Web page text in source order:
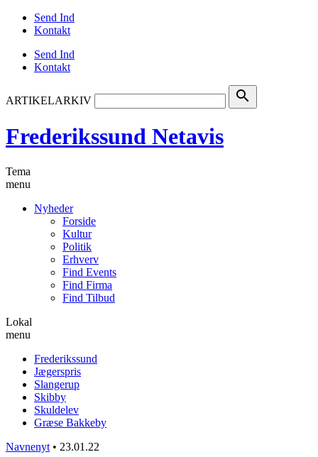
Send Ind
Kontakt
Send Ind
Kontakt
ARTIKELARKIV search
Frederikssund Netavis
Tema
menu
Nyheder
Forside
Kultur
Politik
Erhverv
Find Events
Find Firma
Find Tilbud
Lokal
menu
Frederikssund
Jægerspris
Slangerup
Skibby
Skuldelev
Græse Bakkeby
Navnenyt • 23.01.22